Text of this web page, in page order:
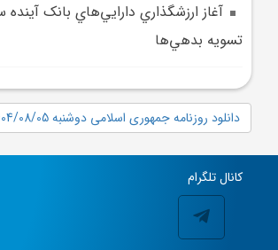
آغاز ارزشگذاري دارايي‌هاي بانک آينده
تسويه بدهي‌ها
دانلود روزنامه جمهوری اسلامی دوشنبه 1404/08/05 شماره 13216
کانال تلگرام